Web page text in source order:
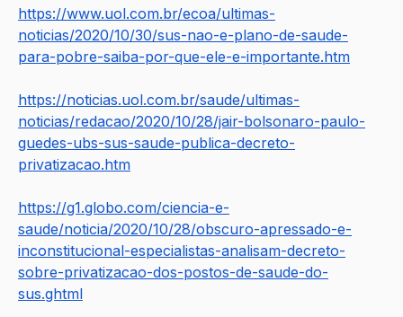
https://www.uol.com.br/ecoa/ultimas-
noticias/2020/10/30/sus-nao-e-plano-de-saude-
para-pobre-saiba-por-que-ele-e-importante.htm
https://noticias.uol.com.br/saude/ultimas-
noticias/redacao/2020/10/28/jair-bolsonaro-paulo-
guedes-ubs-sus-saude-publica-decreto-
privatizacao.htm
https://g1.globo.com/ciencia-e-
saude/noticia/2020/10/28/obscuro-apressado-e-
inconstitucional-especialistas-analisam-decreto-
sobre-privatizacao-dos-postos-de-saude-do-
sus.ghtml